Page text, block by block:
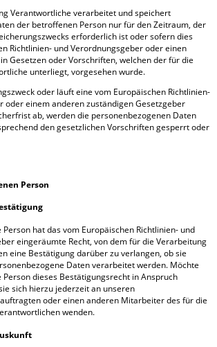
Verantwortliche verarbeitet und speichert
der betroffenen Person nur für den Zeitraum, der
erforderlich ist oder sofern dies
Richtlinien- und Verordnungsgeber oder einen
Gesetzen oder Vorschriften, welchen der für die
unterliegt, vorgesehen wurde.
oder läuft eine vom Europäischen Richtlinien-
oder einem anderen zuständigen Gesetzgeber
ab, werden die personenbezogenen Daten
den gesetzlichen Vorschriften gesperrt oder
Person
Person hat das vom Europäischen Richtlinien- und
eingeräumte Recht, von dem für die Verarbeitung
eine Bestätigung darüber zu verlangen, ob sie
Daten verarbeitet werden. Möchte
dieses Bestätigungsrecht in Anspruch
sich hierzu jederzeit an unseren
oder einen anderen Mitarbeiter des für die
wenden.